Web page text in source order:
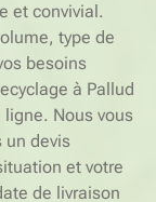
et convivial.
type de
besoins
à Pallud
Nous vous
un devis
et votre
de livraison